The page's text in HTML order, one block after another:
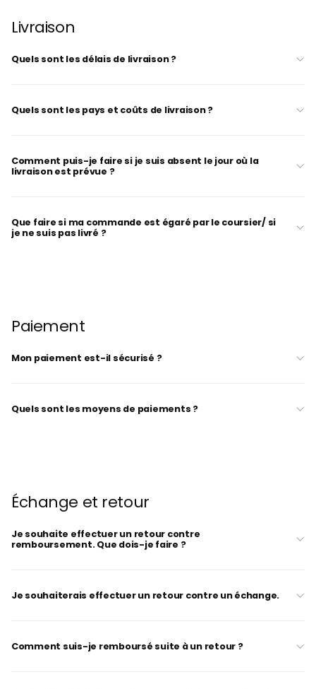
Livraison
Quels sont les délais de livraison ?
Quels sont les pays et coûts de livraison ?
Comment puis-je faire si je suis absent le jour où la
livraison est prévue ?
Que faire si ma commande est égaré par le coursier/ si
je ne suis pas livré ?
Paiement
Mon paiement est-il sécurisé ?
Quels sont les moyens de paiements ?
Échange et retour
Je souhaite effectuer un retour contre
remboursement. Que dois-je faire ?
Je souhaiterais effectuer un retour contre un échange.
Comment suis-je remboursé suite à un retour ?